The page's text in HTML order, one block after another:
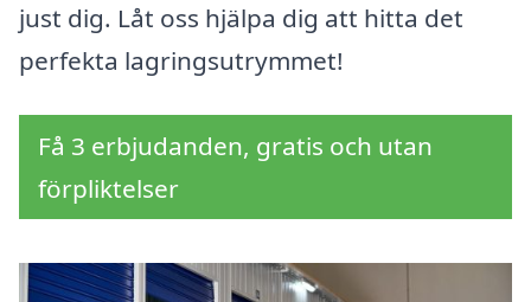
just dig. Låt oss hjälpa dig att hitta det
perfekta lagringsutrymmet!
Få 3 erbjudanden, gratis och utan
förpliktelser